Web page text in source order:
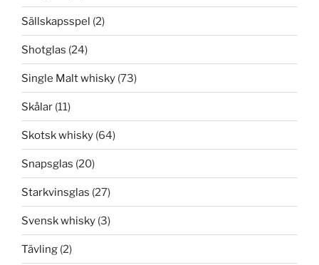
Sällskapsspel (2)
Shotglas (24)
Single Malt whisky (73)
Skålar (11)
Skotsk whisky (64)
Snapsglas (20)
Starkvinsglas (27)
Svensk whisky (3)
Tävling (2)